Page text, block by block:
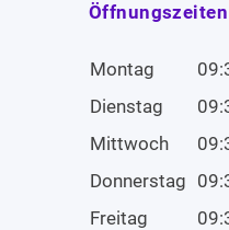
Öffnungszeiten
Montag
Dienstag
Mittwoch
Donnerstag
Freitag